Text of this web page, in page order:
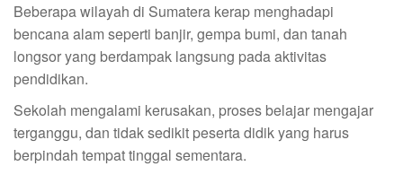
Beberapa wilayah di Sumatera kerap menghadapi
bencana alam seperti banjir, gempa bumi, dan tanah
longsor yang berdampak langsung pada aktivitas
pendidikan.
Sekolah mengalami kerusakan, proses belajar mengajar
terganggu, dan tidak sedikit peserta didik yang harus
berpindah tempat tinggal sementara.